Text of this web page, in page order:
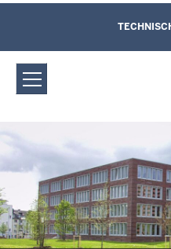
Direkt zum Inhalt
Leichte Sprache,
und Kontaktformular